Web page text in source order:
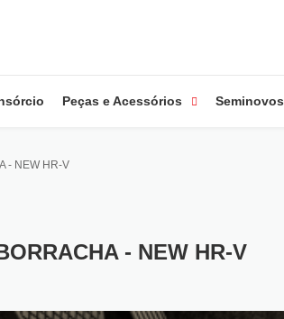
Peças e Acessórios Seminovos
- NEW HR-V
- NEW HR-V